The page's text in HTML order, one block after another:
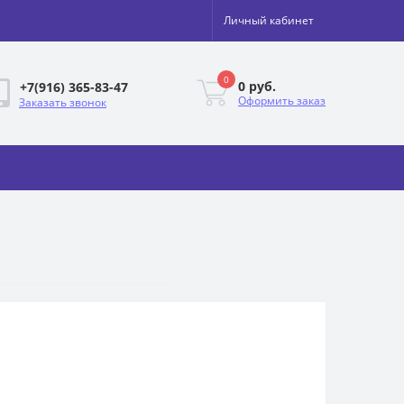
Личный кабинет
+7(916) 365-83-47
Заказать звонок
0 0 руб.
Оформить заказ